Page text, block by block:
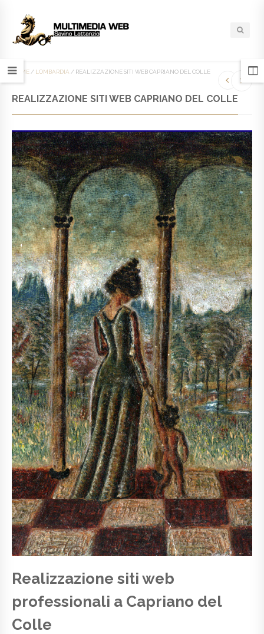
HOME / LOMBARDIA / REALIZZAZIONE SITI WEB CAPRIANO DEL COLLE
REALIZZAZIONE SITI WEB CAPRIANO DEL COLLE
Realizzazione siti web
professionali a Capriano del
Colle